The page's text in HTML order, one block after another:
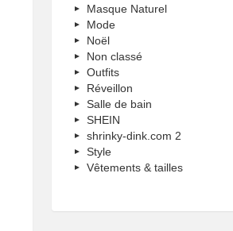
Masque Naturel
Mode
Noël
Non classé
Outfits
Réveillon
Salle de bain
SHEIN
shrinky-dink.com 2
Style
Vêtements & tailles